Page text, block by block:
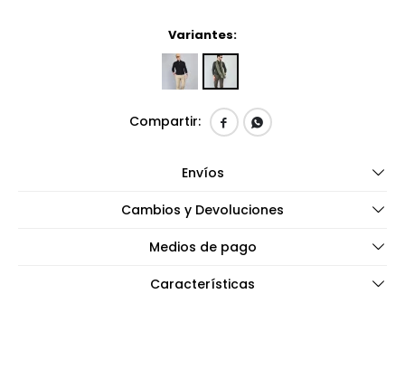
Variantes:
 
Envíos
Cambios y Devoluciones
Medios de pago
Características